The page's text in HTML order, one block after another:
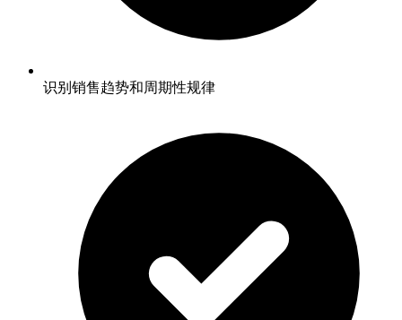
识别销售趋势和周期性规律